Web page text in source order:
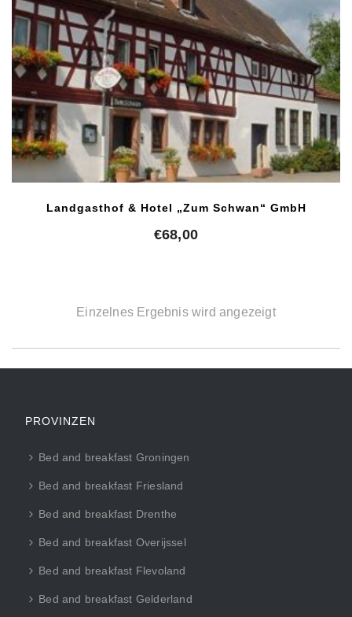
Landgasthof & Hotel „Zum Schwan“ GmbH
€68,00
Einzelnes Ergebnis wird angezeigt
PROVINZEN
Bed and breakfast Groningen
Bed and breakfast Friesland
Bed and breakfast Drenthe
Bed and breakfast Overijssel
Bed and breakfast Flevoland
Bed and breakfast Gelderland